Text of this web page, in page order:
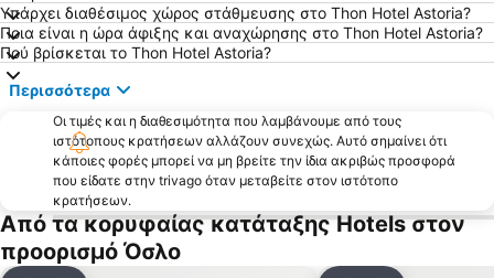
Υπάρχει διαθέσιμος χώρος στάθμευσης στο Thon Hotel Astoria?
Ποια είναι η ώρα άφιξης και αναχώρησης στο Thon Hotel Astoria?
Πού βρίσκεται το Thon Hotel Astoria?
Περισσότερα
Οι τιμές και η διαθεσιμότητα που λαμβάνουμε από τους
ιστότοπους κρατήσεων αλλάζουν συνεχώς. Αυτό σημαίνει ότι
κάποιες φορές μπορεί να μη βρείτε την ίδια ακριβώς προσφορά
που είδατε στην trivago όταν μεταβείτε στον ιστότοπο
κρατήσεων.
Από τα κορυφαίας κατάταξης Hotels στον
προορισμό Όσλο